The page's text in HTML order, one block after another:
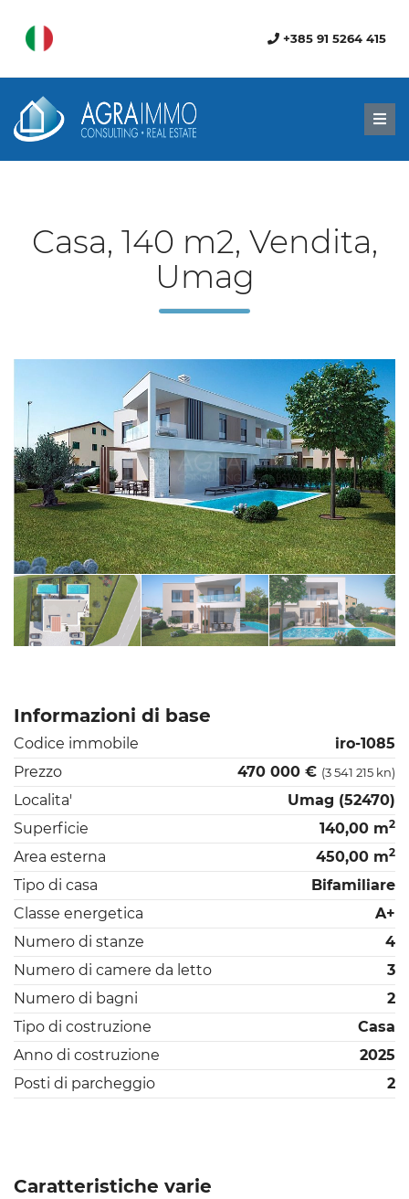
+385 91 5264 415
Casa, 140 m2, Vendita,
Umag
Informazioni di base
Codice immobile
iro-1085
Prezzo
470 000 € (3 541 215 kn)
Localita'
Umag (52470)
Superficie
140,00 m2
Area esterna 450,00 m2
Tipo di casa
Bifamiliare
Classe energetica
A+
Numero di stanze
4
Numero di camere da letto
3
Numero di bagni
2
Tipo di costruzione
Casa
Anno di costruzione
2025
Posti di parcheggio
2
Caratteristiche varie